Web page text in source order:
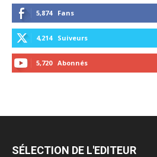
5,874 Fans
4,214 Suiveurs
5,720 Abonnés
SÉLECTION DE L'EDITEUR